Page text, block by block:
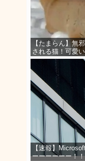
【たまらん】無
される猫！可愛
【速報】
ーーーーーー！！